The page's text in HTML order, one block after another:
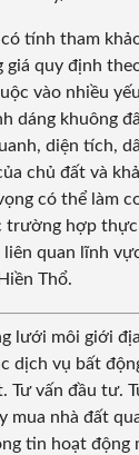
có tính tham
giá quy định
vào nhiều
dáng khuông
diện tích,
chủ đất và
có thể làm
trường hợp
quan lĩnh
Thổ.
lưới môi giới
dịch vụ bất
Tư vấn đầu tư.
mua nhà đất
tin hoạt động